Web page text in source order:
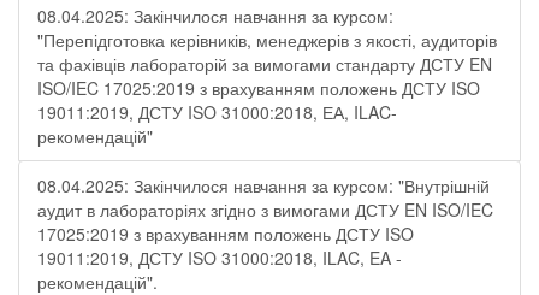
08.04.2025: Закінчилося навчання за курсом:
"Перепідготовка керівників, менеджерів з якості, аудиторів
та фахівців лабораторій за вимогами стандарту ДСТУ EN
ISO/IEC 17025:2019 з врахуванням положень ДСТУ ISO
19011:2019, ДСТУ ISO 31000:2018, ЕА, ILAC-
рекомендацій"
08.04.2025: Закінчилося навчання за курсом: "Внутрішній
аудит в лабораторіях згідно з вимогами ДСТУ EN ISO/IEC
17025:2019 з врахуванням положень ДСТУ ISO
19011:2019, ДСТУ ISO 31000:2018, ILAC, EA -
рекомендацій".